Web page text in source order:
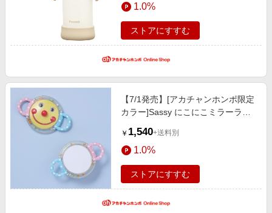
1.0%
ストアにすすむ
【7/1発売】[アカチャンホンポ限定
カラー]Sassy にこにこミラーラト
輪車 手あそび・オーボール
￥ 1,540+送料別
1.0%
ストアにすすむ